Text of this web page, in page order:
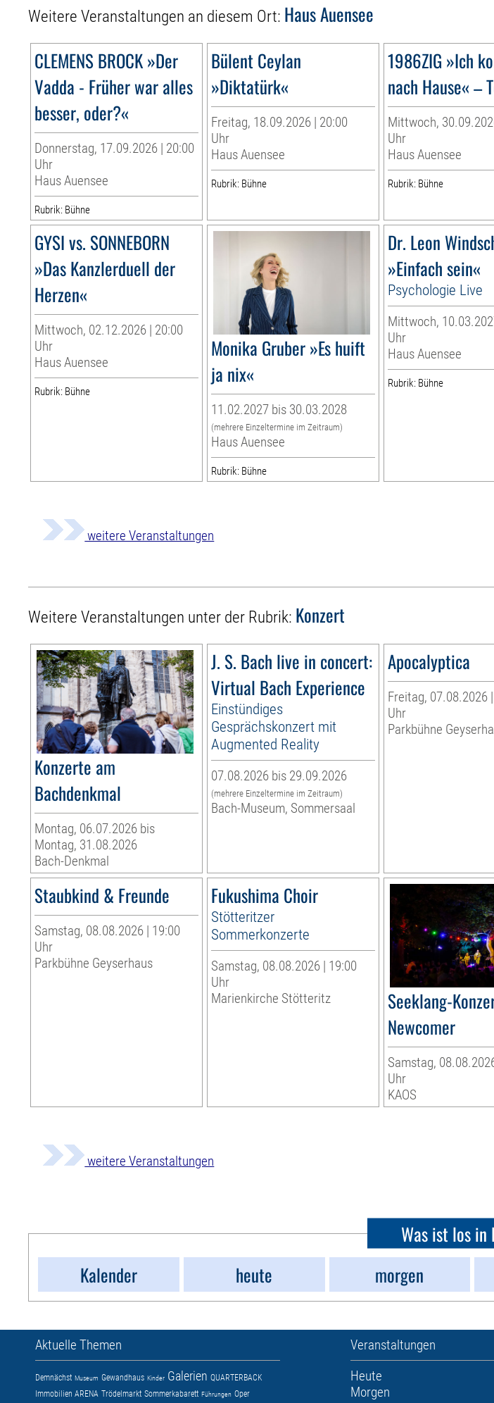
Weitere Veranstaltungen an diesem Ort: Haus Auensee
CLEMENS BROCK »Der
Vadda - Früher war alles
besser, oder?«
Donnerstag, 17.09.2026 | 20:00
Uhr
Haus Auensee
Rubrik: Bühne
Bülent Ceylan
»Diktatürk«
Freitag, 18.09.2026 | 20:00
Uhr
Haus Auensee
Rubrik: Bühne
1986ZIG »Ich
nach Hause« –
Mittwoch,
Uhr
Haus Auensee
Rubrik: Bühne
GYSI vs. SONNEBORN
»Das Kanzlerduell der
Herzen«
Mittwoch, 02.12.2026 | 20:00
Uhr
Haus Auensee
Rubrik: Bühne
Monika Gruber »Es huift
ja nix«
11.02.2027 bis 30.03.2028
(mehrere Einzeltermine im Zeitraum)
Haus Auensee
Rubrik: Bühne
Dr. Leon
»Einfach sein«
Psychologie Live
Mittwoch,
Uhr
Haus Auensee
Rubrik: Bühne
weitere Veranstaltungen
Weitere Veranstaltungen unter der Rubrik: Konzert
Konzerte am
Bachdenkmal
Montag, 06.07.2026 bis
Montag, 31.08.2026
Bach-Denkmal
J. S. Bach live in concert:
Virtual Bach Experience
Einstündiges
Gesprächskonzert mit
Augmented Reality
07.08.2026 bis 29.09.2026
(mehrere Einzeltermine im Zeitraum)
Bach-Museum, Sommersaal
Apocalyptica
Freitag, 07.08.2026
Uhr
Parkbühne
Staubkind & Freunde
Samstag, 08.08.2026 | 19:00
Uhr
Parkbühne Geyserhaus
Fukushima Choir
Stötteritzer
Sommerkonzerte
Samstag, 08.08.2026 | 19:00
Uhr
Marienkirche Stötteritz
Seeklang-
Newcomer
Samstag,
Uhr
KAOS
weitere Veranstaltungen
Was ist los in
Kalender
heute morgen
Aktuelle Themen
Demnächst Museum Gewandhaus Kinder Galerien QUARTERBACK
Immobilien ARENA Trödelmarkt Sommerkabarett Führungen Oper
Veranstaltungen
Heute
Morgen